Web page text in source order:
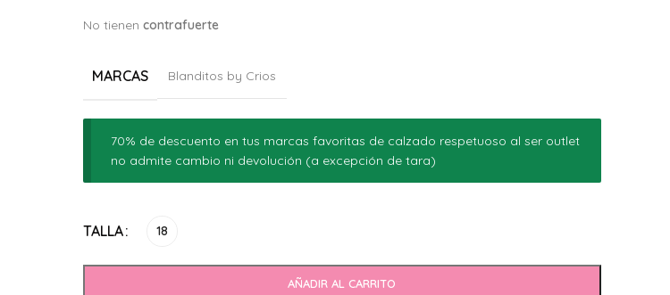
No tienen contrafuerte
MARCAS Blanditos by Crios
70% de descuento en tus marcas favoritas de calzado respetuoso al ser outlet
no admite cambio ni devolución (a excepción de tara)
TALLA 18
AÑADIR AL CARRITO
Alternative: